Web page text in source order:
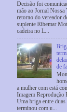
Decisão foi
mão ao Jornal Nossa
retorno do vereador
suplente Ribemar
cadeira no L...
de
a mulher com está
Imagem Reprodução
Uma briga entre duas
terminou com u...